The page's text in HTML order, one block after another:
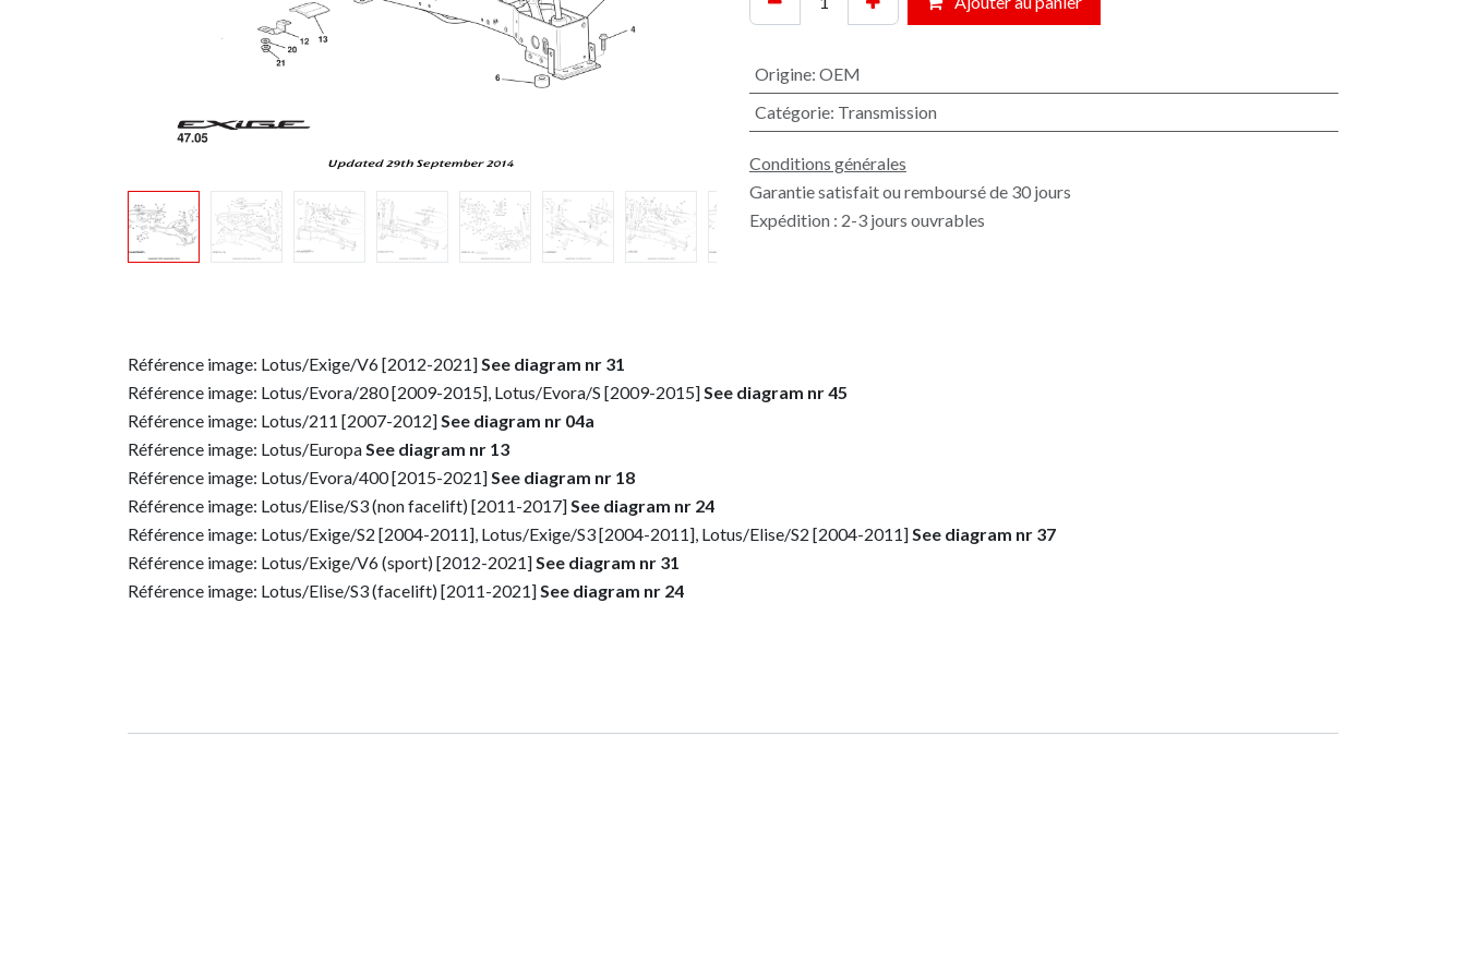
Origine: OEM
Catégorie: Transmission
Conditions générales
Garantie satisfait ou remboursé de 30 jours
Expédition : 2-3 jours ouvrables
Référence image: Lotus/Exige/V6 [2012-2021] See diagram nr 31
Référence image: Lotus/Evora/280 [2009-2015], Lotus/Evora/S [2009-2015] See diagram nr 45
Référence image: Lotus/211 [2007-2012] See diagram nr 04a
Référence image: Lotus/Europa See diagram nr 13
Référence image: Lotus/Evora/400 [2015-2021] See diagram nr 18
Référence image: Lotus/Elise/S3 (non facelift) [2011-2017] See diagram nr 24
Référence image: Lotus/Exige/S2 [2004-2011], Lotus/Exige/S3 [2004-2011], Lotus/Elise/S2 [2004-2011] See diagram nr 37
Référence image: Lotus/Exige/V6 (sport) [2012-2021] See diagram nr 31
Référence image: Lotus/Elise/S3 (facelift) [2011-2021] See diagram nr 24